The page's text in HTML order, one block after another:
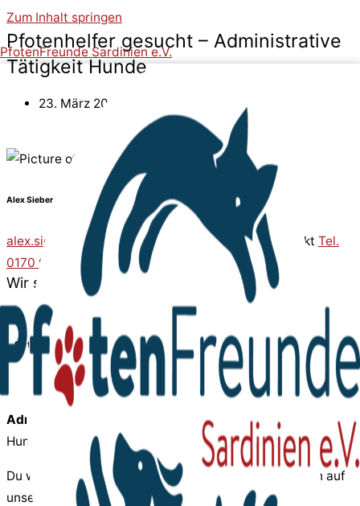
Zum Inhalt springen
PfotenFreunde Sardinien e.V.
Pfotenhelfer gesucht – Administrative
Tätigkeit Hunde
23. März 2025
Alex Sieber
alex.sieber@pfotenfreunde-sardinien.deoder direkt Tel.
0170 9941956
Wir suchen Verstärkung - und suchen Dich...
… für folgenden Bereich in unserem Team:
Administrative Unterstützung
für unsere
Hundevermittlerinnen.
Du würdest nach der Einarbeitung durch eine Kollegin auf
unserer Homepage administrative Tätigkeiten